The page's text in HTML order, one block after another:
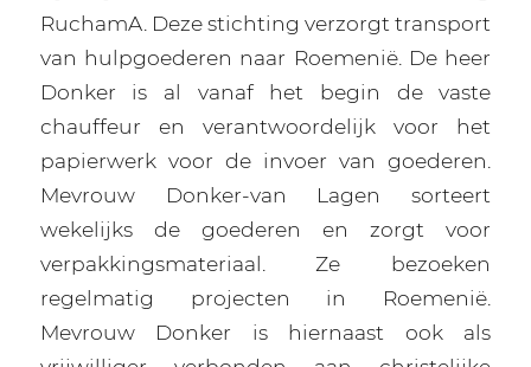
RuchamA. Deze stichting verzorgt transport
van hulpgoederen naar Roemenië. De heer
Donker is al vanaf het begin de vaste
chauffeur en verantwoordelijk voor het
papierwerk voor de invoer van goederen.
Mevrouw Donker-van Lagen sorteert
wekelijks de goederen en zorgt voor
verpakkingsmateriaal. Ze bezoeken
regelmatig projecten in Roemenië.
Mevrouw Donker is hiernaast ook als